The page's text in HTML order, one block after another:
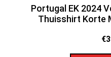
Portugal EK 2024
Thuisshirt Korte
€